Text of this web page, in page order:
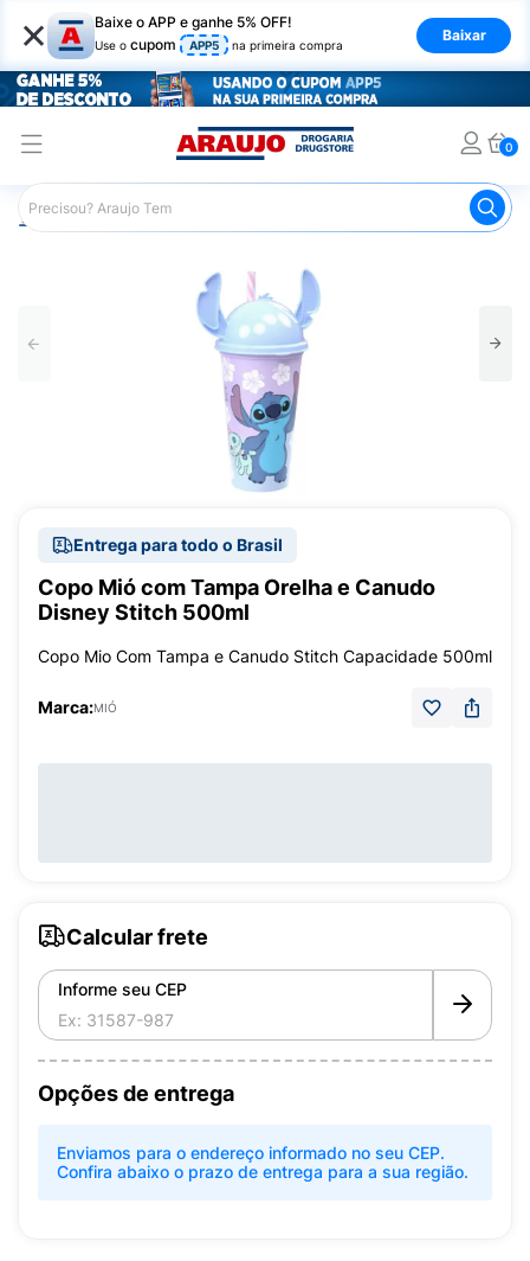
× Baixe o APP e ganhe 5% OFF!
Use o cupom APP5 na primeira compra
Baixar
0
Araujo Infantil Acessórios para Alimentação Infantil
Entrega para todo o Brasil
Copo Mió com Tampa Orelha e Canudo
Disney Stitch 500ml
Copo Mio Com Tampa e Canudo Stitch Capacidade 500ml
Marca:MIÓ
Calcular frete
Informe seu CEP
Opções de entrega
Enviamos para o endereço informado no seu CEP.
Confira abaixo o prazo de entrega para a sua região.